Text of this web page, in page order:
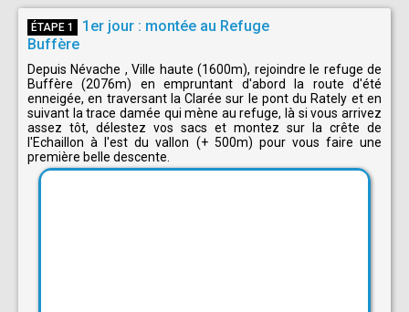
ÉTAPE 1
1er jour : montée au Refuge
Buffère
Depuis Névache , Ville haute (1600m), rejoindre le refuge de
Buffère (2076m) en empruntant d'abord la route d'été
enneigée, en traversant la Clarée sur le pont du Rately et en
suivant la trace damée qui mène au refuge, là si vous arrivez
assez tôt, délestez vos sacs et montez sur la crête de
l'Echaillon à l'est du vallon (+ 500m) pour vous faire une
première belle descente.